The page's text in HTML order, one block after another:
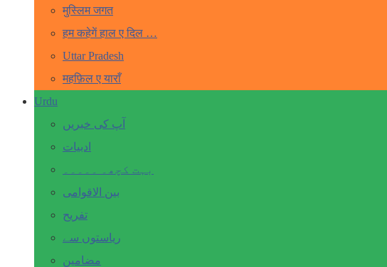
मुस्लिम जगत
हम कहेगें हाल ए दिल …
Uttar Pradesh
महफ़िल ए याराँ
Urdu
آپ کی خبریں
ادبیات
بہت کچھ۔ ۔۔۔۔۔
بین الاقوامی
تفریح
ریاستوں سے
مضامین